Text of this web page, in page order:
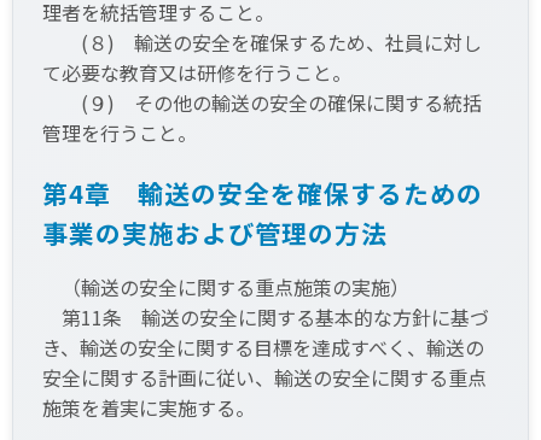
理者を統括管理すること。
(８) 輸送の安全を確保するため、社員に対し
て必要な教育又は研修を行うこと。
(９) その他の輸送の安全の確保に関する統括
管理を行うこと。
第4章 輸送の安全を確保するための
事業の実施および管理の方法
（輸送の安全に関する重点施策の実施）
第11条 輸送の安全に関する基本的な方針に基づ
き、輸送の安全に関する目標を達成すべく、輸送の
安全に関する計画に従い、輸送の安全に関する重点
施策を着実に実施する。